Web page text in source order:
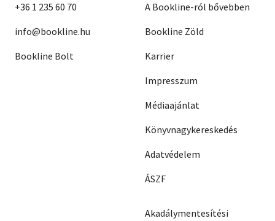
+36 1 235 60 70
info@bookline.hu
Bookline Bolt
A Bookline-ról bővebben
Bookline Zöld
Karrier
Impresszum
Médiaajánlat
Könyvnagykereskedés
Adatvédelem
ÁSZF
Akadálymentesítési